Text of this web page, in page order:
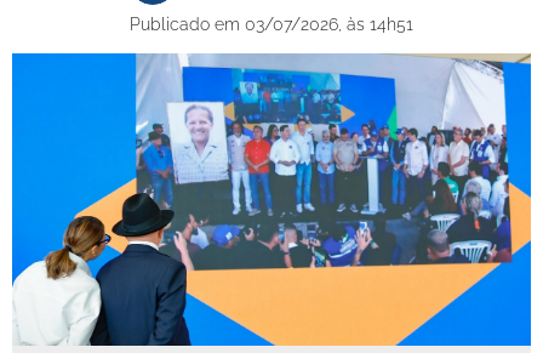
Publicado em 03/07/2026, às 14h51